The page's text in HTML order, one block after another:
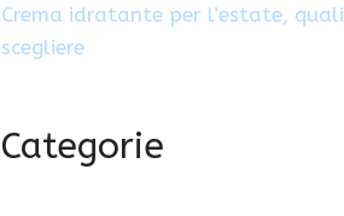
Crema idratante per l’estate, quali
scegliere
Categorie